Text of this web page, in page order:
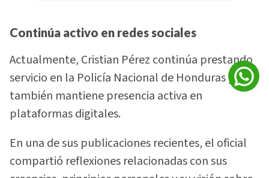
Continúa activo en redes sociales
Actualmente, Cristian Pérez continúa prestando
servicio en la Policía Nacional de Honduras y
también mantiene presencia activa en
plataformas digitales.
En una de sus publicaciones recientes, el oficial
compartió reflexiones relacionadas con sus